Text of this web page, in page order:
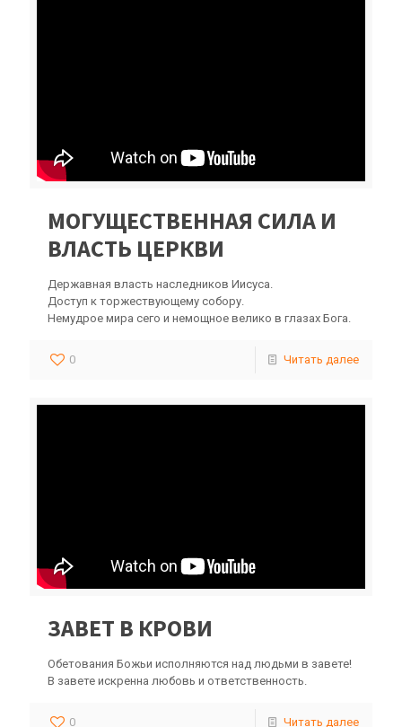
МОГУЩЕСТВЕННАЯ СИЛА И
ВЛАСТЬ ЦЕРКВИ
Державная власть наследников Иисуса.
Доступ к торжествующему собору.
Немудрое мира сего и немощное велико в глазах Бога.
0 Читать далее
ЗАВЕТ В КРОВИ
Обетования Божьи исполняются над людьми в завете!
В завете искренна любовь и ответственность.
0 Читать далее